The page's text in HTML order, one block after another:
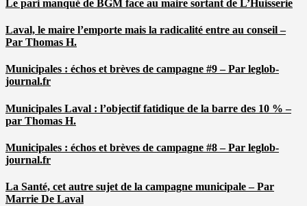
Le pari manqué de BGM face au maire sortant de L’Huisserie
Laval, le maire l’emporte mais la radicalité entre au conseil –
Par Thomas H.
Municipales : échos et brèves de campagne #9 – Par leglob-
journal.fr
Municipales Laval : l’objectif fatidique de la barre des 10 % –
par Thomas H.
Municipales : échos et brèves de campagne #8 – Par leglob-
journal.fr
La Santé, cet autre sujet de la campagne municipale – Par
Marrie De Laval